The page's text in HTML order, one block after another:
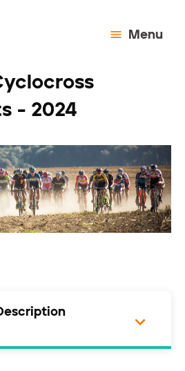
Menu
- 2024